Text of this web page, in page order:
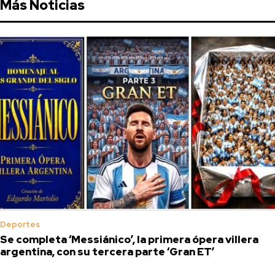
Más Noticias
Deportes
Se completa ‘Messiánico’, la primera ópera villera
argentina, con su tercera parte ‘Gran ET’